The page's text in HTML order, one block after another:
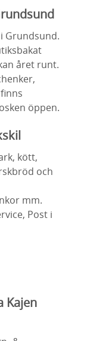
Grundsund.
året runt.
öppen.
kött,
och
mm.
Post i
Kajen